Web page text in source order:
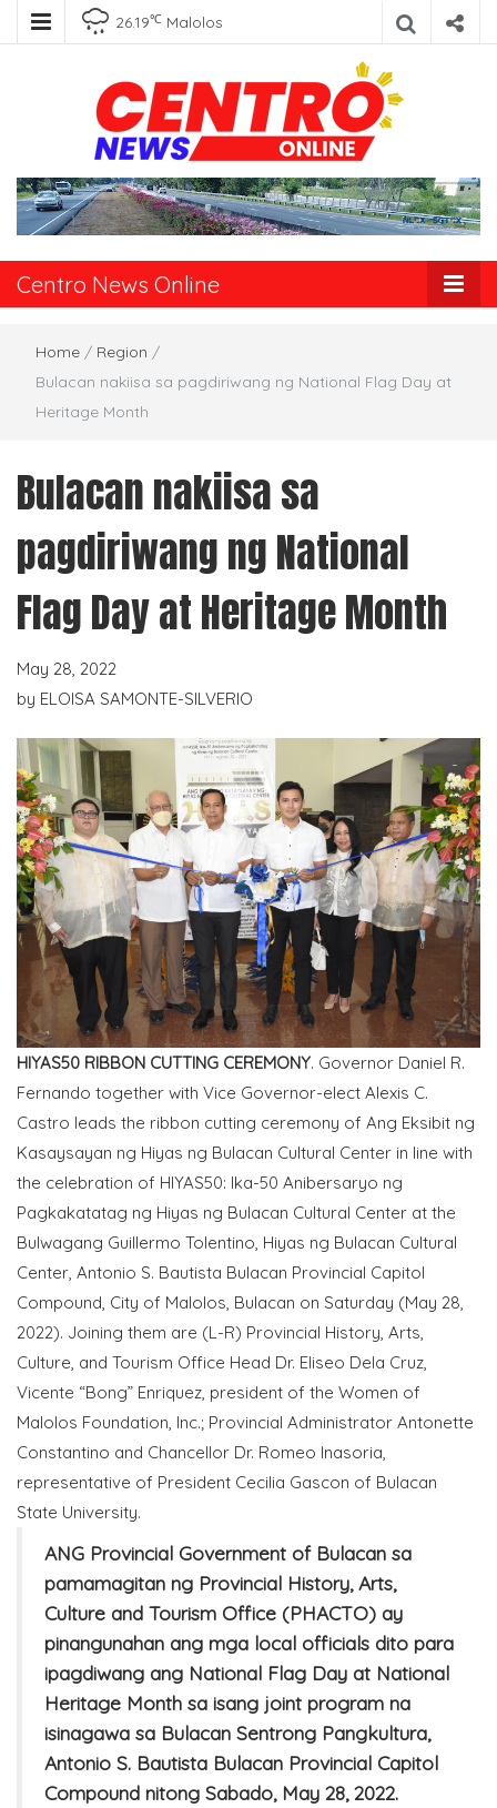
26.19℃ Malolos
Centro News
Online
Centro News Online
Home / Region /
Bulacan nakiisa sa pagdiriwang ng National Flag Day at
Heritage Month
Bulacan nakiisa sa
pagdiriwang ng National
Flag Day at Heritage Month
May 28, 2022
by ELOISA SAMONTE-SILVERIO
HIYAS50 RIBBON CUTTING CEREMONY. Governor Daniel R.
Fernando together with Vice Governor-elect Alexis C.
Castro leads the ribbon cutting ceremony of Ang Eksibit ng
Kasaysayan ng Hiyas ng Bulacan Cultural Center in line with
the celebration of HIYAS50: Ika-50 Anibersaryo ng
Pagkakatatag ng Hiyas ng Bulacan Cultural Center at the
Bulwagang Guillermo Tolentino, Hiyas ng Bulacan Cultural
Center, Antonio S. Bautista Bulacan Provincial Capitol
Compound, City of Malolos, Bulacan on Saturday (May 28,
2022). Joining them are (L-R) Provincial History, Arts,
Culture, and Tourism Office Head Dr. Eliseo Dela Cruz,
Vicente “Bong” Enriquez, president of the Women of
Malolos Foundation, Inc.; Provincial Administrator Antonette
Constantino and Chancellor Dr. Romeo Inasoria,
representative of President Cecilia Gascon of Bulacan
State University.
ANG Provincial Government of Bulacan sa
pamamagitan ng Provincial History, Arts,
Culture and Tourism Office (PHACTO) ay
pinangunahan ang mga local officials dito para
ipagdiwang ang National Flag Day at National
Heritage Month sa isang joint program na
isinagawa sa Bulacan Sentrong Pangkultura,
Antonio S. Bautista Bulacan Provincial Capitol
Compound nitong Sabado, May 28, 2022.